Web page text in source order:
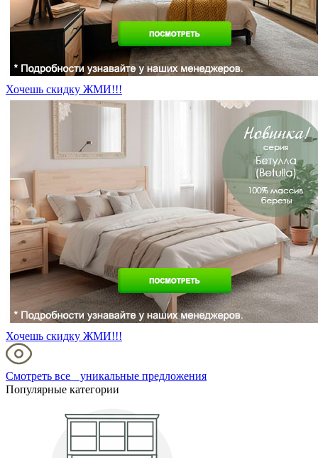
Хочешь скидку ЖМИ!!!
Хочешь скидку ЖМИ!!!
Смотреть все уникальные предложения
Популярные категории